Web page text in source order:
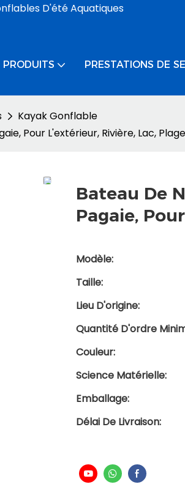
D'été Aquatiques
PRODUITS PRESTATIONS DE
Kayak Gonflable
Pour L'extérieur, Rivière, Lac,
Bateau De
Pagaie,
Modèle:
Taille:
Lieu D'origine:
Quantité D'ordre
Couleur:
Science Matérielle:
Emballage:
Délai De Livraison: